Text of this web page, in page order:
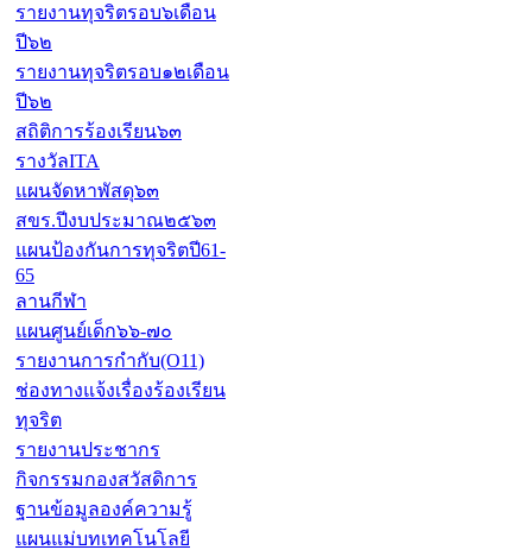
รายงานทุจริตรอบ๖เดือน
ปี๖๒
รายงานทุจริตรอบ๑๒เดือน
ปี๖๒
สถิติการร้องเรียน๖๓
รางวัลITA
แผนจัดหาพัสดุ๖๓
สขร.ปีงบประมาณ๒๕๖๓
แผนป้องกันการทุจริตปี61-
65
ลานกีฬา
แผนศูนย์เด็ก๖๖-๗๐
รายงานการกำกับ(O11)
ช่องทางแจ้งเรื่องร้องเรียน
ทุจริต
รายงานประชากร
กิจกรรมกองสวัสดิการ
ฐานข้อมูลองค์ความรู้
แผนแม่บทเทคโนโลยี